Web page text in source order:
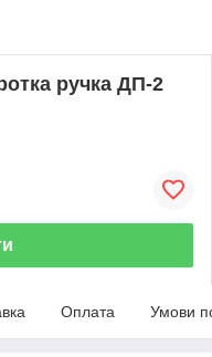
ручка ДП-2
Оплата Умови